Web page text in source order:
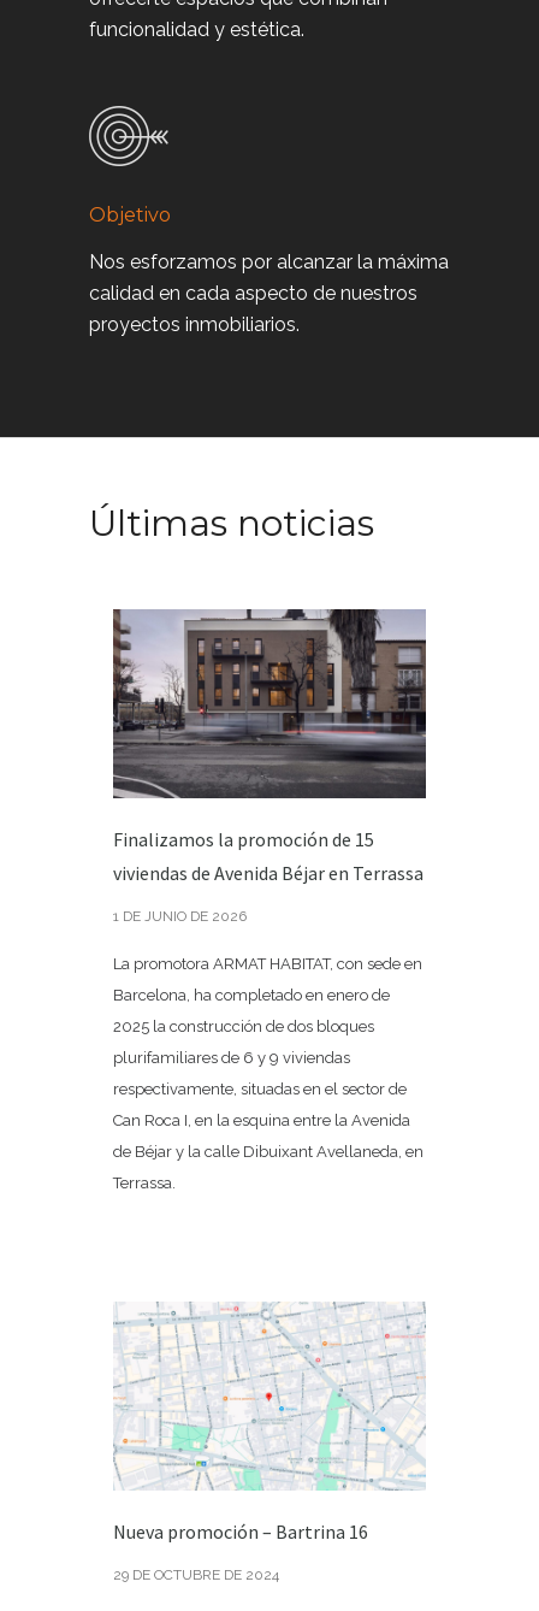
funcionalidad y estética.
Objetivo
Nos esforzamos por alcanzar la máxima
calidad en cada aspecto de nuestros
proyectos inmobiliarios.
Últimas noticias
Finalizamos la promoción de 15
viviendas de Avenida Béjar en Terrassa
1 DE JUNIO DE 2026
La promotora ARMAT HABITAT, con sede en
Barcelona, ​​ha completado en enero de
2025 la construcción de dos bloques
plurifamiliares de 6 y 9 viviendas
respectivamente, situadas en el sector de
Can Roca I, en la esquina entre la Avenida
de Béjar y la calle Dibuixant Avellaneda, en
Terrassa.
Nueva promoción – Bartrina 16
29 DE OCTUBRE DE 2024